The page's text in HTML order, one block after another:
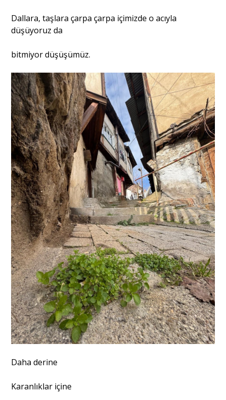
Dallara, taşlara çarpa çarpa içimizde o acıyla
düşüyoruz da
bitmiyor düşüşümüz.
Daha derine
Karanlıklar içine